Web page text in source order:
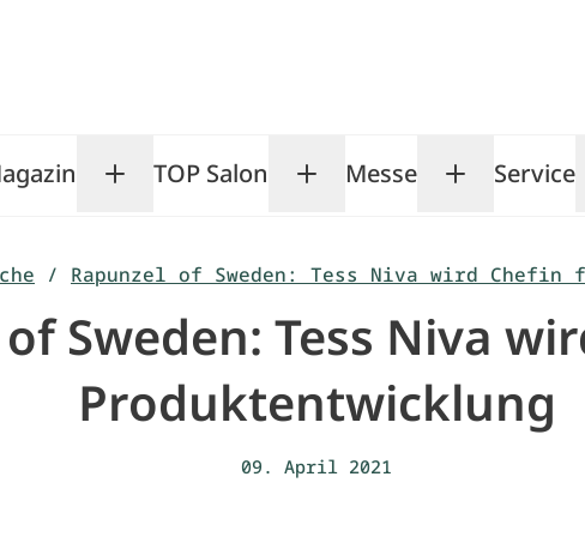
Toggle Magazin submenu
TOP Salon Toggle TOP Salon
Messe ToggleService
/ Rapunzel of Sweden: Tess Niva wird Chefin
Sweden: Tess Niva
Produktentwicklung
09. April 2021